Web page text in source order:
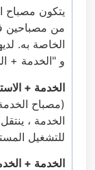
الخاصة به.
و "الخدمة +
الخدمة +
(مصباح
للتشغيل
الخدمة +